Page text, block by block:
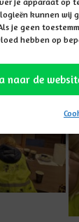
kunnen wij
je geen
hebben op
naar de